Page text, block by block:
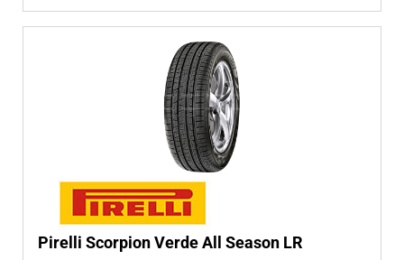
Pirelli Scorpion Verde All Season LR